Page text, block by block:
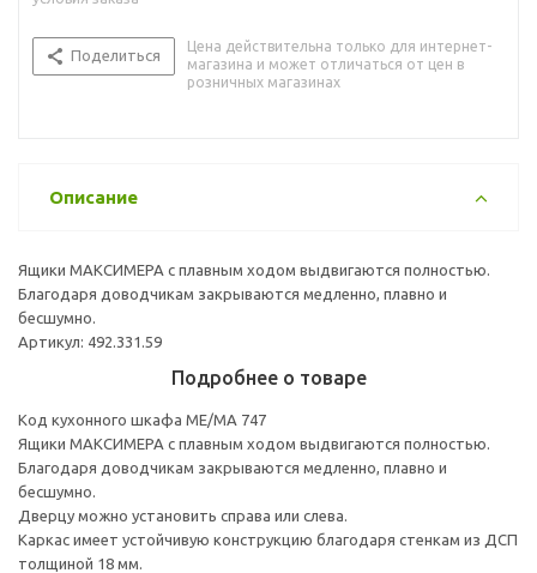
Поделиться
Цена действительна только для интернет-
магазина и может отличаться от цен в
розничных магазинах
Описание
Ящики МАКСИМЕРА с плавным ходом выдвигаются полностью.
Благодаря доводчикам закрываются медленно, плавно и
бесшумно.
Артикул: 492.331.59
Подробнее о товаре
Код кухонного шкафа ME/MA 747
Ящики МАКСИМЕРА с плавным ходом выдвигаются полностью.
Благодаря доводчикам закрываются медленно, плавно и
бесшумно.
Дверцу можно установить справа или слева.
Каркас имеет устойчивую конструкцию благодаря стенкам из ДСП
толщиной 18 мм.